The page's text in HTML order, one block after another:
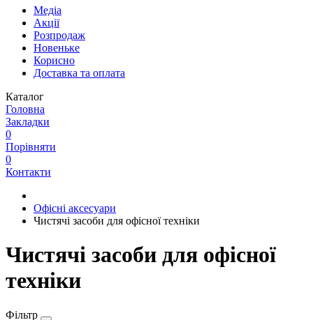
Медіа
Акції
Розпродаж
Новеньке
Корисно
Доставка та оплата
Каталог
Головна
Закладки
0
Порівняти
0
Контакти
Офісні аксесуари
Чистячі засоби для офісної техніки
Чистячі засоби для офісної
техніки
Фільтр